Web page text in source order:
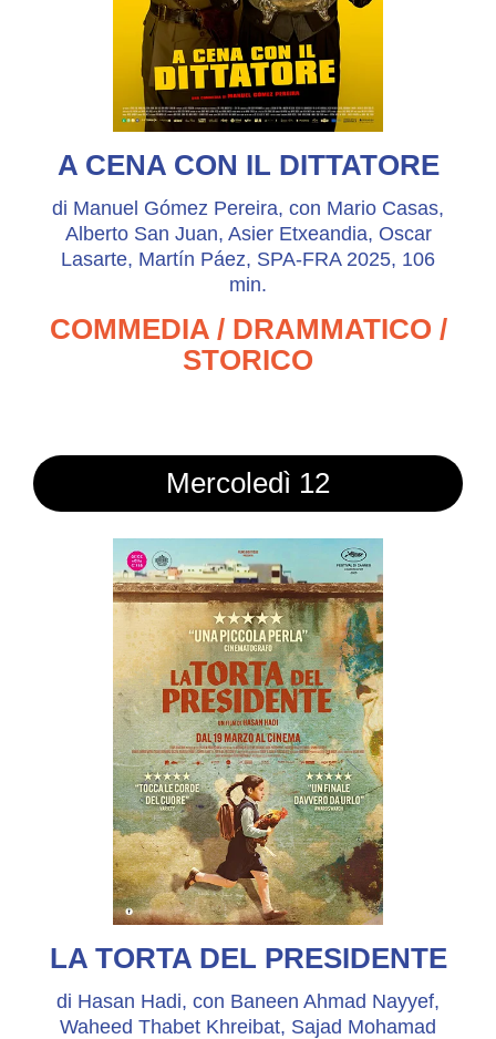
A CENA CON IL DITTATORE
di Manuel Gómez Pereira, con Mario Casas,
Alberto San Juan, Asier Etxeandia, Oscar
Lasarte, Martín Páez, SPA-FRA 2025, 106
min.
COMMEDIA / DRAMMATICO /
STORICO
Mercoledì 12
LA TORTA DEL PRESIDENTE
di Hasan Hadi, con Baneen Ahmad Nayyef,
Waheed Thabet Khreibat, Sajad Mohamad